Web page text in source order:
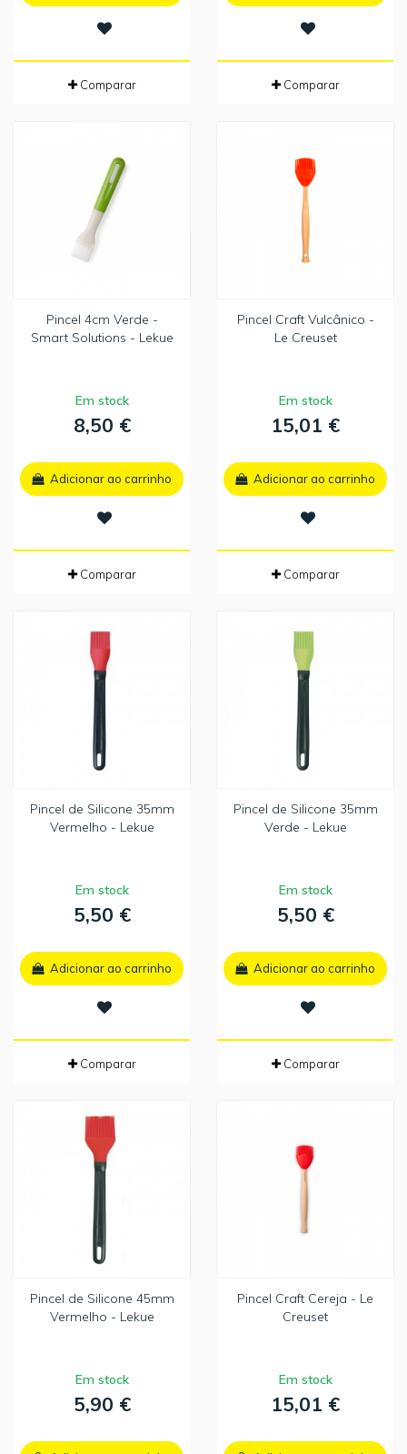
Comparar Comparar
Pincel 4cm Verde -
Smart Solutions - Lekue
Em stock
8,50 €
Adicionar ao carrinho
Comparar
Pincel Craft Vulcânico -
Le Creuset
Em stock
15,01 €
Adicionar ao carrinho
Comparar
Pincel de Silicone 35mm
Vermelho - Lekue
Em stock
5,50 €
Adicionar ao carrinho
Comparar
Pincel de Silicone 35mm
Verde - Lekue
Em stock
5,50 €
Adicionar ao carrinho
Comparar
Pincel de Silicone 45mm
Vermelho - Lekue
Em stock
5,90 €
Pincel Craft Cereja - Le
Creuset
Em stock
15,01 €